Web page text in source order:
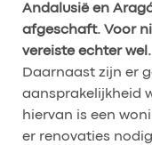
Andalusië en
afgeschaft. Voor
vereiste echter wel.
Daarnaast zijn er
aansprakelijkheid
hiervan is een
er renovaties